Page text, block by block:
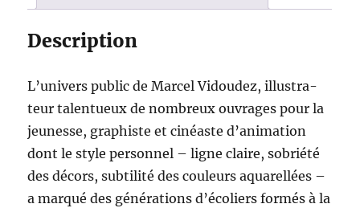
Description
L’u­nivers pub­lic de Mar­cel Vidoudez, illus­tra­
teur tal­entueux de nom­breux ouvrages pour la
jeunesse, graphiste et cinéaste d’an­i­ma­tion
dont le style per­son­nel – ligne claire, sobriété
des décors, sub­til­ité des couleurs aquarel­lées –
a mar­qué des généra­tions d’é­col­iers for­més à la